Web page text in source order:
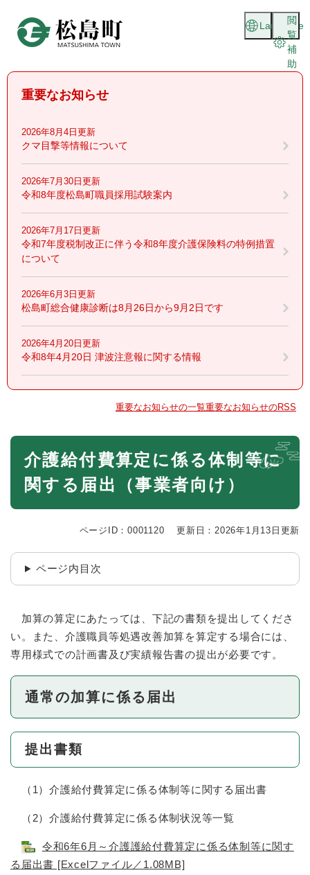
頭
閲
覧
補
助
Language
重要なお知らせ
2026年8月4日更新
クマ目撃等情報について
2026年7月30日更新
令和8年度松島町職員採用試験案内
2026年7月17日更新
令和7年度税制改正に伴う令和8年度介護保険料の特例措置
について
2026年6月3日更新
松島町総合健康診断は8月26日から9月2日です
2026年4月20日更新
令和8年4月20日 津波注意報に関する情報
重要なお知らせの一覧重要なお知らせのRSS
本
介護給付費算定に係る体制等に
関する届出（事業者向け）
ページID：0001120 更新日：2026年1月13日更新
ページ内目次
加算の算定にあたっては、下記の書類を提出してくださ
い。また、介護職員等処遇改善加算を算定する場合には、
専用様式での計画書及び実績報告書の提出が必要です。
通常の加算に係る届出
提出書類
（1）介護給付費算定に係る体制等に関する届出書
（2）介護給付費算定に係る体制状況等一覧
令和6年6月～介護護給付費算定に係る体制等に関す
る届出書 [Excelファイル／1.08MB]